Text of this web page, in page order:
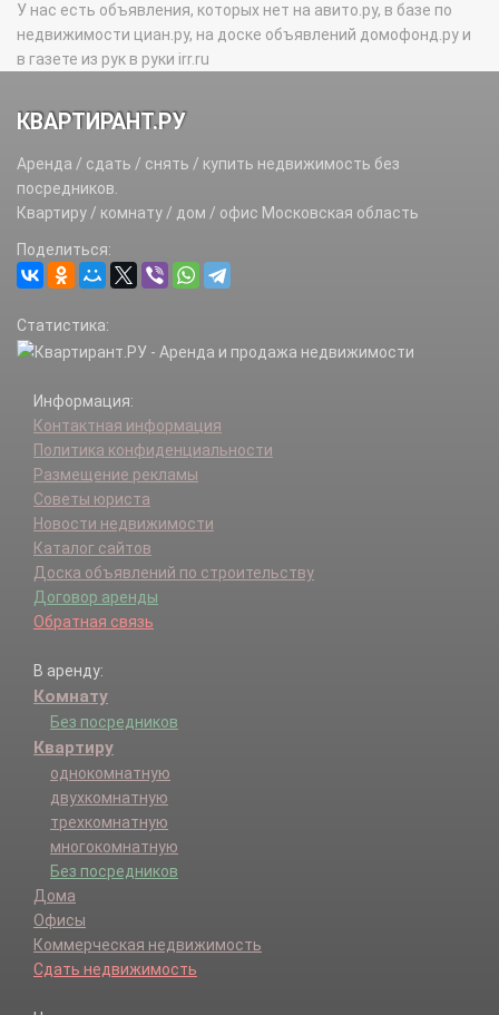
У нас есть объявления, которых нет на авито.ру, в базе по
недвижимости циан.ру, на доске объявлений домофонд.ру и
в газете из рук в руки irr.ru
КВАРТИРАНТ.РУ
Аренда / сдать / снять / купить недвижимость без
посредников.
Квартиру / комнату / дом / офис Московская область
Поделиться:
Статистика:
Информация:
Контактная информация
Политика конфиденциальности
Размещение рекламы
Советы юриста
Новости недвижимости
Каталог сайтов
Доска объявлений по строительству
Договор аренды
Обратная связь
В аренду:
Комнату
Без посредников
Квартиру
однокомнатную
двухкомнатную
трехкомнатную
многокомнатную
Без посредников
Дома
Офисы
Коммерческая недвижимость
Сдать недвижимость